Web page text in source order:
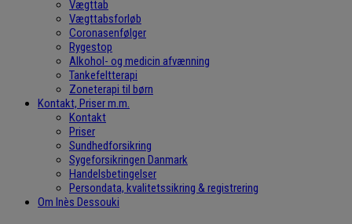
Vægttab
Vægttabsforløb
Coronasenfølger
Rygestop
Alkohol- og medicin afvænning
Tankefeltterapi
Zoneterapi til børn
Kontakt, Priser m.m.
Kontakt
Priser
Sundhedforsikring
Sygeforsikringen Danmark
Handelsbetingelser
Persondata, kvalitetssikring & registrering
Om Inès Dessouki